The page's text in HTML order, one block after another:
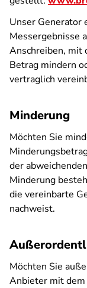
Unser Generator
Messergebnisse
Anschreiben, mit
Betrag mindern
vertraglich
Minderung
Möchten Sie
der
Minderung
die vereinbarte
nachweist.
Möchten Sie
Anbieter mit